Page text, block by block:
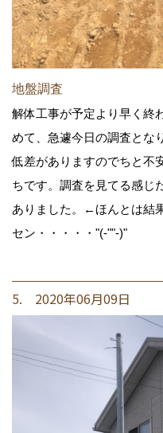
地盤調査
解体工事が予定より早く終
めて、急遽今日の調査とな
低差がありますのでちと不
ちです。調査を見てる感じ
ありました。←ほんとは結
セン・・・・・"(-""-)"
5. 2020年06月09日